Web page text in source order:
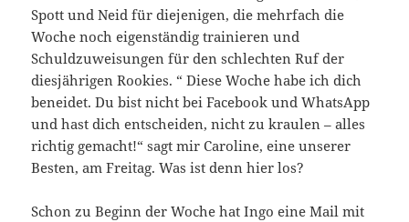
Spott und Neid für diejenigen, die mehrfach die
Woche noch eigenständig trainieren und
Schuldzuweisungen für den schlechten Ruf der
diesjährigen Rookies. “ Diese Woche habe ich dich
beneidet. Du bist nicht bei Facebook und WhatsApp
und hast dich entscheiden, nicht zu kraulen – alles
richtig gemacht!“ sagt mir Caroline, eine unserer
Besten, am Freitag. Was ist denn hier los?
Schon zu Beginn der Woche hat Ingo eine Mail mit